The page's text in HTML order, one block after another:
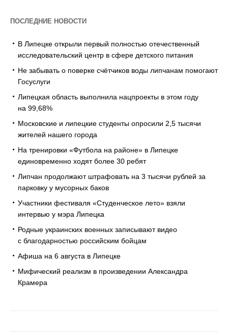
ПОСЛЕДНИЕ НОВОСТИ
В Липецке открыли первый полностью отечественный
исследовательский центр в сфере детского питания
Не забывать о поверке счётчиков воды липчанам помогают
Госуслуги
Липецкая область выполнила нацпроекты в этом году
на 99,68%
Московские и липецкие студенты опросили 2,5 тысячи
жителей нашего города
На тренировки «Футбола на районе» в Липецке
единовременно ходят более 30 ребят
Липчан продолжают штрафовать на 3 тысячи рублей за
парковку у мусорных баков
Участники фестиваля «Студенческое лето» взяли
интервью у мэра Липецка
Родные украинских военных записывают видео
с благодарностью российским бойцам
Афиша на 6 августа в Липецке
Мифический реализм в произведении Александра
Крамера